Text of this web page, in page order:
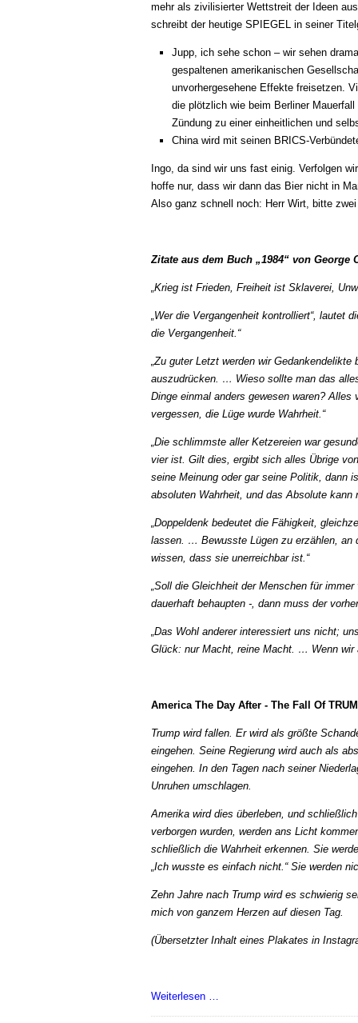
mehr als zivilisierter Wettstreit der Ideen
schreibt der heutige SPIEGEL in seiner
Jupp, ich sehe schon – wir sehen
gespaltenen amerikanischen
unvorhergesehene Effekte freisetzen.
die plötzlich wie beim Berliner
Zündung zu einer einheitlichen und
China wird mit seinen BRICS-
Ingo, da sind wir uns fast einig. Verfolgen
hoffe nur, dass wir dann das Bier nicht in
Also ganz schnell noch: Herr Wirt, bitte
Zitate aus dem Buch „1984“ von George
„Krieg ist Frieden, Freiheit ist Sklaverei,
„Wer die Vergangenheit kontrolliert“, lautet
die Vergangenheit.“
„Zu guter Letzt werden wir
auszudrücken. … Wieso sollte man das
Dinge einmal anders gewesen waren?
vergessen, die Lüge wurde Wahrheit.“
„Die schlimmste aller Ketzereien war
vier ist. Gilt dies, ergibt sich alles Übrige
seine Meinung oder gar seine Politik, dann
absoluten Wahrheit, und das Absolute
„Doppeldenk bedeutet die Fähigkeit,
lassen. … Bewusste Lügen zu erzählen, an
wissen, dass sie unerreichbar ist.“
„Soll die Gleichheit der Menschen für
dauerhaft behaupten -, dann muss der
„Das Wohl anderer interessiert uns nicht;
Glück: nur Macht, reine Macht. … Wenn wir
America The Day After - The Fall Of
Trump wird fallen. Er wird als größte
eingehen. Seine Regierung wird auch als
eingehen. In den Tagen nach seiner
Unruhen umschlagen.
Amerika wird dies überleben, und
verborgen wurden, werden ans Licht
schließlich die Wahrheit erkennen. Sie
„Ich wusste es einfach nicht.“ Sie werden
Zehn Jahre nach Trump wird es schwierig
mich von ganzem Herzen auf diesen Tag.
(Übersetzter Inhalt eines Plakates in
Weiterlesen …
Day